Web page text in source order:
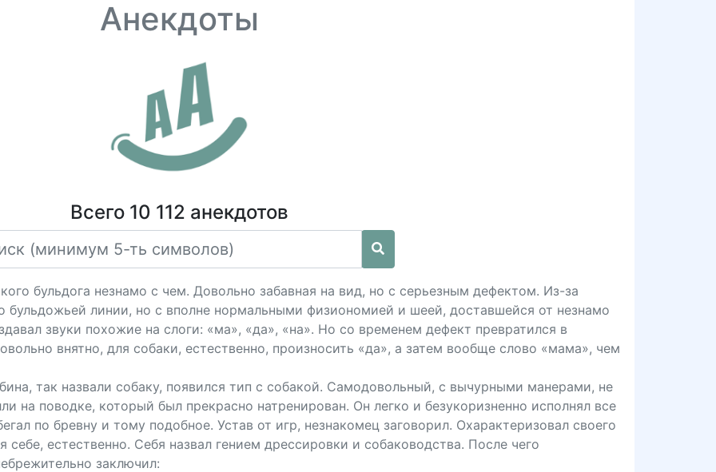
Анекдоты
Всего 10 112 анекдотов
бульдога незнамо с чем. Довольно забавная на вид, но с серьезным дефектом. Из-за
бульдожьей линии, но с вполне нормальными физиономией и шеей, доставшейся от незнамо
звуки похожие на слоги: «ма», «да», «на». Но со временем дефект превратился в
внятно, для собаки, естественно, произносить «да», а затем вообще слово «мама», чем
так назвали собаку, появился тип с собакой. Самодовольный, с вычурными манерами, не
на поводке, который был прекрасно натренирован. Он легко и безукоризненно исполнял все
по бревну и тому подобное. Устав от игр, незнакомец заговорил. Охарактеризовал своего
себе, естественно. Себя назвал гением дрессировки и собаководства. После чего
заключил: